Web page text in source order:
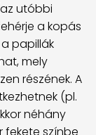
utóbbi
a kopás
papillák
mely
részének. A
(pl.
néhány